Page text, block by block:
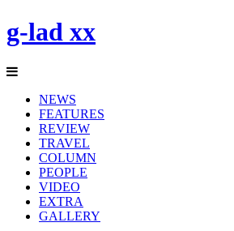
g-lad xx
NEWS
FEATURES
REVIEW
TRAVEL
COLUMN
PEOPLE
VIDEO
EXTRA
GALLERY